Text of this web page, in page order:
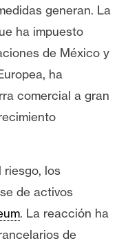
generan. La
ha impuesto
de México y
ha
comercial a gran
riesgo, los
de activos
. La reacción ha
de